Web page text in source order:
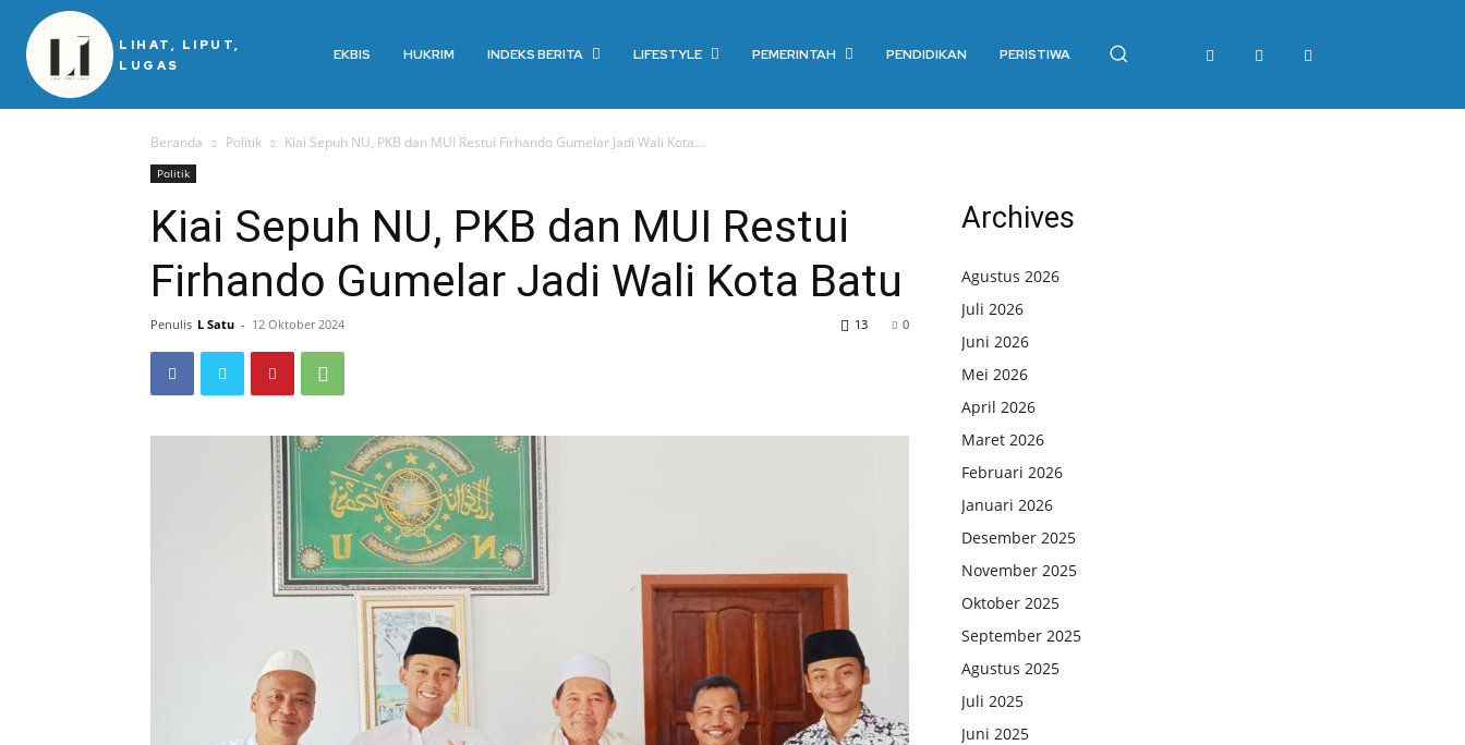
LIHAT, LIPUT,
LUGAS
EKBIS HUKRIM INDEKS BERITA LIFESTYLE PEMERINTAH PENDIDIKAN PERISTIWA
Beranda Politik Kiai Sepuh NU, PKB dan MUI Restui Firhando Gumelar Jadi Wali Kota...
Politik
Kiai Sepuh NU, PKB dan MUI Restui
Firhando Gumelar Jadi Wali Kota Batu
Penulis L Satu - 12 Oktober 2024 0
13
Archives
Agustus 2026
Juli 2026
Juni 2026
Mei 2026
April 2026
Maret 2026
Februari 2026
Januari 2026
Desember 2025
November 2025
Oktober 2025
September 2025
Agustus 2025
Juli 2025
Juni 2025